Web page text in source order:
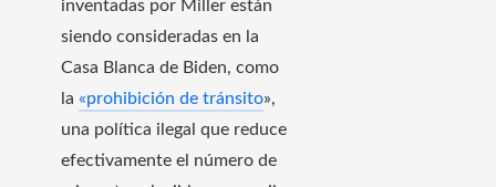
inventadas por Miller están
siendo consideradas en la
Casa Blanca de Biden, como
la «prohibición de tránsito»,
una política ilegal que reduce
efectivamente el número de